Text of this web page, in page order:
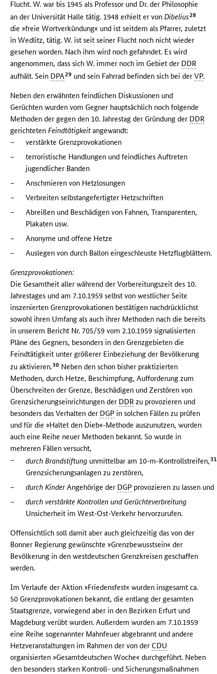
Flucht. W. war bis 1945 als Professor und Dr. der Philosophie
an der Universität Halle tätig. 1948 erhielt er vonDibelius28
die »freie Wortverkündung« und ist seitdem als Pfarrer, zuletzt
in Wedlitz, tätig. W. ist seit seiner Flucht noch nicht wieder
gesehen worden. Nach ihm wird noch gefahndet. Es wird
angenommen, dass sich W. immer noch im Gebiet der DDR
aufhält. Sein DPA29 und sein Fahrrad befinden sich bei derVP.
Neben den erwähnten feindlichen Diskussionen und
Gerüchten wurden vom Gegner hauptsächlich noch folgende
Methoden der gegen den 10. Jahrestag der Gründung der DDR
gerichtetenFeindtätigkeit angewandt:
–
verstärkte Grenzprovokationen
–
terroristische Handlungen und feindliches Auftreten
jugendlicher Banden
–
Anschmieren von Hetzlosungen
–
Verbreiten selbstangefertigter Hetzschriften
–
Abreißen und Beschädigen von Fahnen, Transparenten,
Plakaten usw.
–
Anonyme und offene Hetze
–
Auslegen von durch Ballon eingeschleuste Hetzflugblättern.
Grenzprovokationen:
Die Gesamtheit aller während der Vorbereitungszeit des 10.
Jahrestages und am 7.10.1959 selbst von westlicher Seite
inszenierten Grenzprovokationen bestätigen nachdrücklichst
sowohl ihren Umfang als auch ihrer Methoden nach die bereits
in unserem Bericht Nr. 705/59 vom 2.10.1959 signalisierten
Pläne des Gegners, besonders in den Grenzgebieten die
Feindtätigkeit unter größerer Einbeziehung der Bevölkerung
zu aktivieren.30 Neben den schon bisher praktizierten
Methoden, durch Hetze, Beschimpfung, Aufforderung zum
Überschreiten der Grenze, Beschädigen und Zerstören von
Grenzsicherungseinrichtungen der DDR zu provozieren und
besonders das Verhalten der DGP in solchen Fällen zu prüfen
und für die »Haltet den Dieb«-Methode auszunutzen, wurden
auch eine Reihe neuer Methoden bekannt. So wurde in
mehreren Fällen versucht,
–
durch Brandstiftung unmittelbar am 10-m-Kontrollstreifen, 31
Grenzsicherungsanlagen zu zerstören,
–
durch KinderAngehörige der DGP provozieren zu lassen und
–
durch verstärkte Kontrollen und Gerüchteverbreitung
Unsicherheit im West-Ost-Verkehr hervorzurufen.
Offensichtlich soll damit aber auch gleichzeitig das von der
Bonner Regierung gewünschte »Grenzbewusstsein« der
Bevölkerung in den westdeutschen Grenzkreisen geschaffen
werden.
Im Verlaufe der Aktion »Friedensfest« wurden insgesamt ca.
50 Grenzprovokationen bekannt, die entlang der gesamten
Staatsgrenze, vorwiegend aber in den Bezirken Erfurt und
Magdeburg verübt wurden. Außerdem wurden am 7.10.1959
eine Reihe sogenannter Mahnfeuer abgebrannt und andere
Hetzveranstaltungen im Rahmen der von der CDU
organisierten »Gesamtdeutschen Woche« durchgeführt. Neben
den besonders starken Kontroll- und Sicherungsmaßnahmen